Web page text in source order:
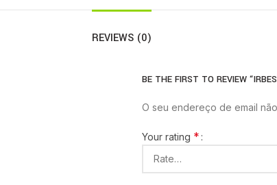
REVIEWS (0)
BE THE FIRST TO REVIEW
O seu endereço de email
Your rating *